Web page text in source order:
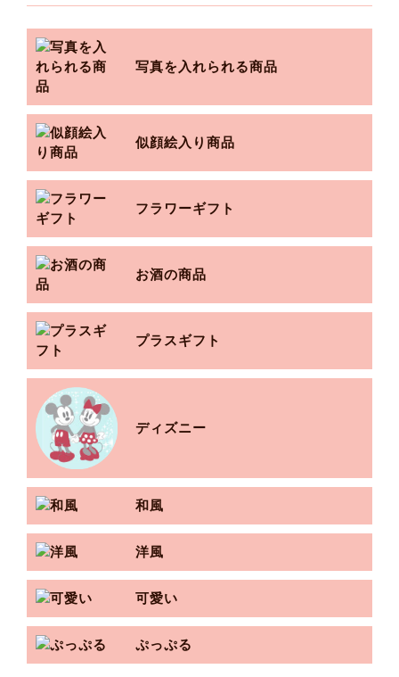
写真を入れられる商品
似顔絵入り商品
フラワーギフト
お酒の商品
プラスギフト
ディズニー
和風
洋風
可愛い
ぷっぷる